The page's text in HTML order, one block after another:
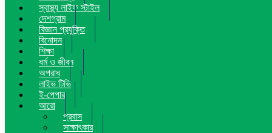
স্বাস্থ্য লাইফ স্টাইল
দেশগ্রাম
বিজ্ঞান প্রযুক্তি
বিনোদন
শিক্ষা
ধর্ম ও জীবন
অপরাধ
লাইভ টিভি
ই-পেপার
আরো
প্রবাস
সাক্ষাৎকার